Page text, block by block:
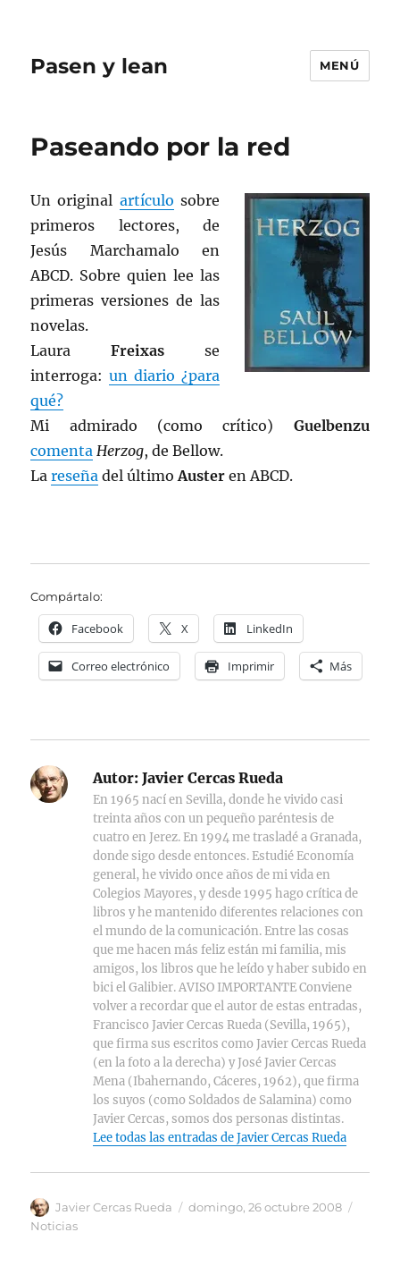
Pasen y lean MENÚ
Paseando por la red
Un original artículo sobre
primeros lectores, de
Jesús Marchamalo en
ABCD. Sobre quien lee las
primeras versiones de las
novelas.
Laura Freixas se
interroga:un diario ¿para
qué?
Mi admirado (como crítico) Guelbenzu
comenta Herzog, de Bellow.
Lareseña del últimoAuster en ABCD.
Compártalo:
Facebook X LinkedIn
Correo electrónico Imprimir Más
Autor: Javier Cercas Rueda
En 1965 nací en Sevilla, donde he vivido casi
treinta años con un pequeño paréntesis de
cuatro en Jerez. En 1994 me trasladé a Granada,
donde sigo desde entonces. Estudié Economía
general, he vivido once años de mi vida en
Colegios Mayores, y desde 1995 hago crítica de
libros y he mantenido diferentes relaciones con
el mundo de la comunicación. Entre las cosas
que me hacen más feliz están mi familia, mis
amigos, los libros que he leído y haber subido en
bici el Galibier. AVISO IMPORTANTE Conviene
volver a recordar que el autor de estas entradas,
Francisco Javier Cercas Rueda (Sevilla, 1965),
que firma sus escritos como Javier Cercas Rueda
(en la foto a la derecha) y José Javier Cercas
Mena (Ibahernando, Cáceres, 1962), que firma
los suyos (como Soldados de Salamina) como
Javier Cercas, somos dos personas distintas.
Lee todas las entradas de Javier Cercas Rueda
Autor
Javier Cercas Rueda
Publicado
domingo, 26 octubre 2008
Noticias